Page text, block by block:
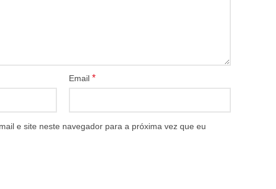
Email *
e site neste navegador para a próxima vez que eu